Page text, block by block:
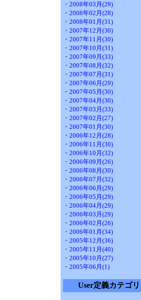
・2008年03月(29)
・2008年02月(28)
・2008年01月(31)
・2007年12月(30)
・2007年11月(30)
・2007年10月(31)
・2007年09月(33)
・2007年08月(32)
・2007年07月(31)
・2007年06月(29)
・2007年05月(30)
・2007年04月(30)
・2007年03月(33)
・2007年02月(27)
・2007年01月(30)
・2006年12月(28)
・2006年11月(30)
・2006年10月(32)
・2006年09月(26)
・2006年08月(30)
・2006年07月(32)
・2006年06月(29)
・2006年05月(29)
・2006年04月(29)
・2006年03月(29)
・2006年02月(26)
・2006年01月(34)
・2005年12月(36)
・2005年11月(40)
・2005年10月(27)
・2005年06月(1)
User定義カテゴリ